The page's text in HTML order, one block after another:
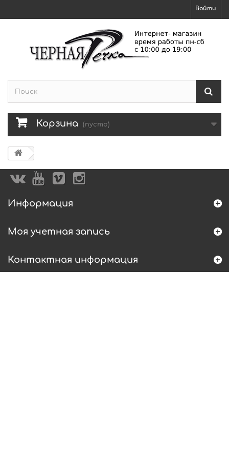
Войти
Корзина (пусто)
Информация
Моя учетная запись
Контактная информация